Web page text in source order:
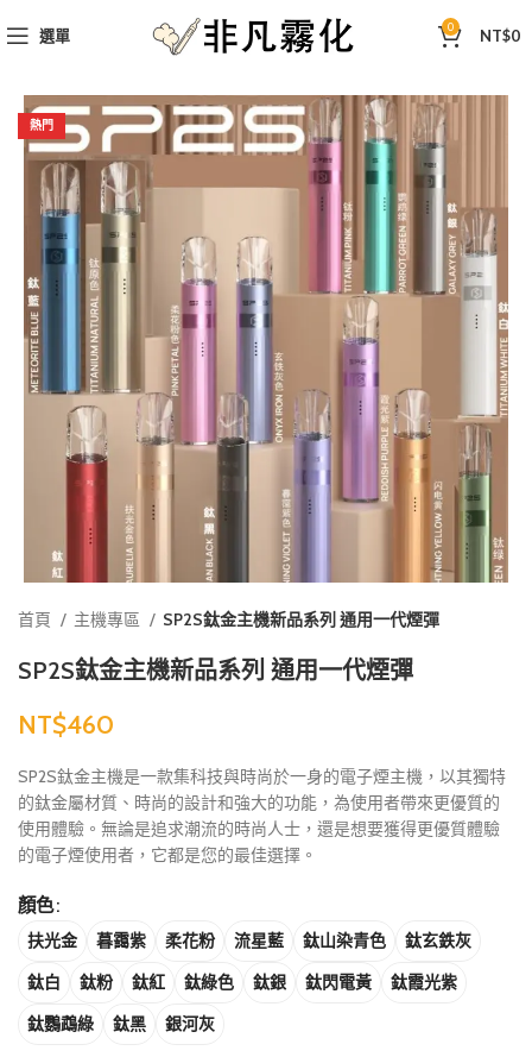
選單 0 NT$0
熱門
首頁 主機專區 SP2S鈦金主機新品系列 通用一代煙彈
SP2S鈦金主機新品系列 通用一代煙彈
NT$
SP2S鈦金主機是一款集科技與時尚於一身的電子煙主機，以其獨特
的鈦金屬材質、時尚的設計和強大的功能，為使用者帶來更優質的
使用體驗。無論是追求潮流的時尚人士，還是想要獲得更優質體驗
的電子煙使用者，它都是您的最佳選擇。
顏色
扶光金 暮靄紫 柔花粉 流星藍 鈦山染青色
鈦玄鉄灰
鈦白
鈦粉 鈦紅 鈦綠色 鈦銀 鈦閃電黃
鈦霞光紫
鈦鸚鵡綠
鈦黑 銀河灰